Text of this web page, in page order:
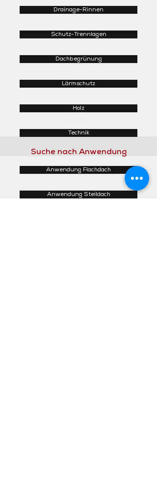
Drainage-Rinnen
Schutz-Trennlagen
Dachbegrünung
Lärmschutz
Holz
Technik
Suche nach Anwendung
Anwendung Flachdach
Anwendung Steildach